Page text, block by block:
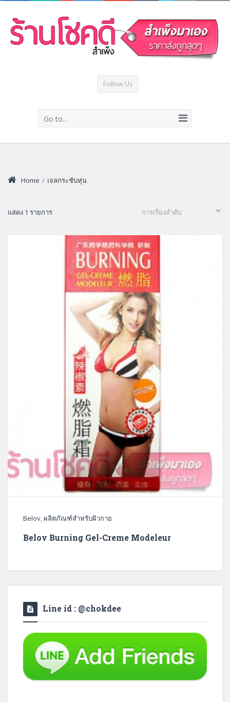
Follow Us
Go to...
Home / เจลกระชับหุ่น
แสดง 1 รายการ
Belov,ผลิตภัณฑ์สำหรับผิวกาย
Belov Burning Gel-Creme Modeleur
Line id : @chokdee